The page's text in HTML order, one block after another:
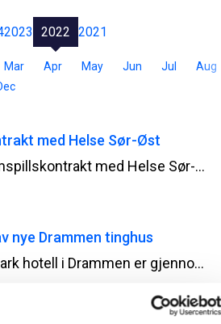
2023 2022 2021
Mar Apr May Jun Jul
Aug
med Helse Sør-Øst
NCC har signert samspillskontrakt med Helse Sør-Øst RHF for utvikling av Ny sikkerhetspsykiatri på Ila i Bærum. Samspillsarbeidet starter opp umiddelbart.
nye Drammen tinghus
Rivingen av gamle Park hotell i Drammen er gjennomført. Nå starter Statsbygg og NCC opp betongarbeidene til det nye tinghuset.